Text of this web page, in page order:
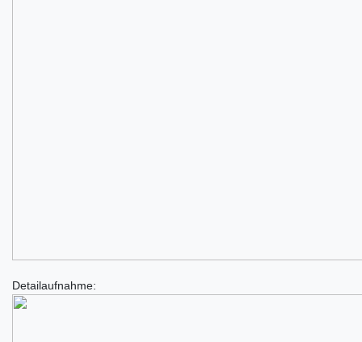
Detailaufnahme: